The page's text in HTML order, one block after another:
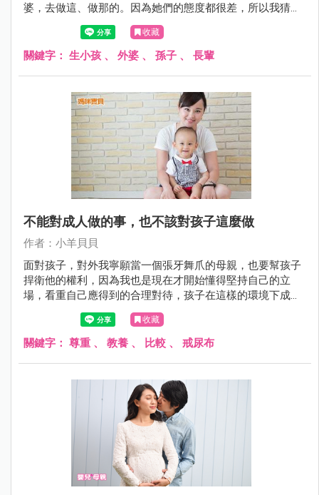
婆，去做這、做那的。因為她們的態度都很差，所以我猜不
太可能是婆婆，一定是自己的母親。
收藏
關鍵字： 生小孩 、 外婆 、 孫子 、 長輩
不能對成人做的事，也不該對孩子這麼做
作者：小羊貝貝
面對孩子，對外我寧願當一個張牙舞爪的母親，也要幫孩子
捍衛他的權利，因為我也是現在才開始懂得堅持自己的立
場，看重自己應得到的合理對待，孩子在這樣的環境下成
長，就能知道「自重」，也才會尊重其他的一切。
收藏
關鍵字： 尊重 、 教養 、 比較 、 戒尿布